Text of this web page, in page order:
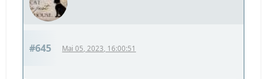
#645 Mai 05, 2023, 16:00:51